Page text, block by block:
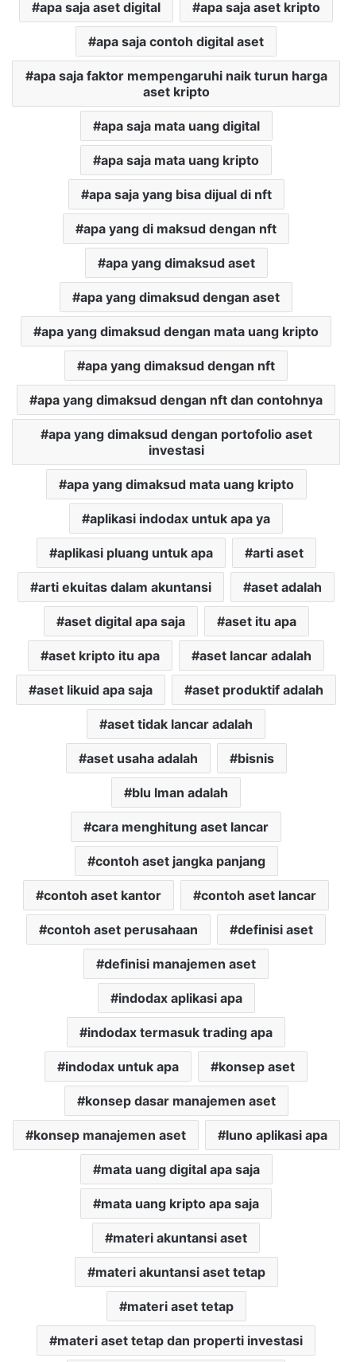
apa saja aset digital apa saja aset kripto
apa saja contoh digital aset
apa saja faktor mempengaruhi naik turun harga
aset kripto
apa saja mata uang digital
apa saja mata uang kripto
apa saja yang bisa dijual di nft
apa yang di maksud dengan nft
apa yang dimaksud aset
apa yang dimaksud dengan aset
apa yang dimaksud dengan mata uang kripto
apa yang dimaksud dengan nft
apa yang dimaksud dengan nft dan contohnya
apa yang dimaksud dengan portofolio aset
investasi
apa yang dimaksud mata uang kripto
aplikasi indodax untuk apa ya
aplikasi pluang untuk apa arti aset
arti ekuitas dalam akuntansi aset adalah
aset digital apa saja aset itu apa
aset kripto itu apa aset lancar adalah
aset likuid apa saja aset produktif adalah
aset tidak lancar adalah
aset usaha adalah bisnis
blu lman adalah
cara menghitung aset lancar
contoh aset jangka panjang
contoh aset kantor contoh aset lancar
contoh aset perusahaan definisi aset
definisi manajemen aset
indodax aplikasi apa
indodax termasuk trading apa
indodax untuk apa konsep aset
konsep dasar manajemen aset
konsep manajemen aset luno aplikasi apa
mata uang digital apa saja
mata uang kripto apa saja
materi akuntansi aset
materi akuntansi aset tetap
materi aset tetap
materi aset tetap dan properti investasi